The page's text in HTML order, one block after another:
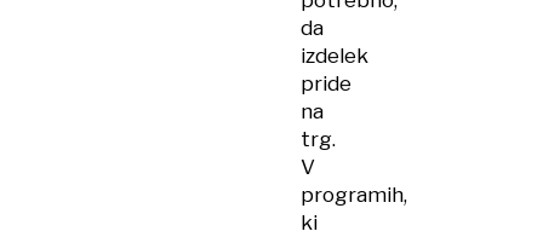
da
izdelek
pride
na
trg.
V
programih,
ki